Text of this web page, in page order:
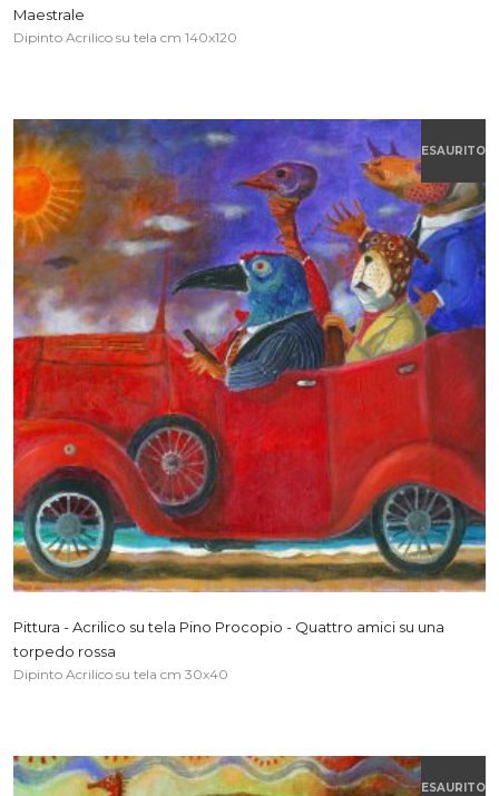
Maestrale
Dipinto Acrilico su tela cm 140x120
ESAURITO
Pittura - Acrilico su tela Pino Procopio - Quattro amici su una
torpedo rossa
Dipinto Acrilico su tela cm 30x40
ESAURITO